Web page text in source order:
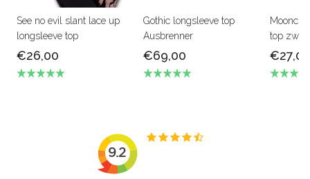
See no evil slant lace up
longsleeve top
€26,00
Gothic longsleeve top
Ausbrenner
€69,00
top zwart
€27,00